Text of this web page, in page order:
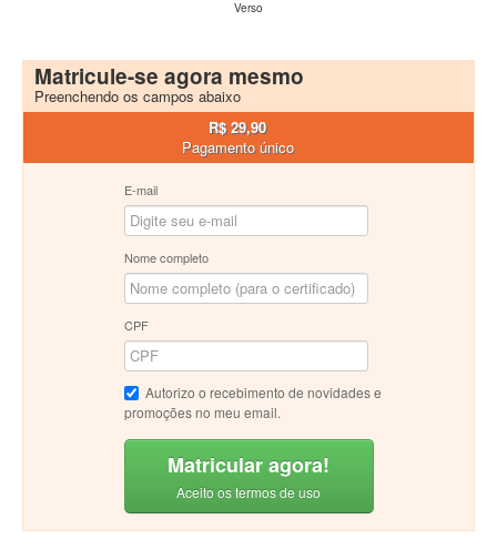
Verso
Matricule-se agora mesmo
Preenchendo os campos abaixo
R$ 29,90
Pagamento único
E-mail
Nome completo
CPF
Autorizo o recebimento de novidades e
promoções no meu email.
Matricular agora!
Aceito os termos de uso